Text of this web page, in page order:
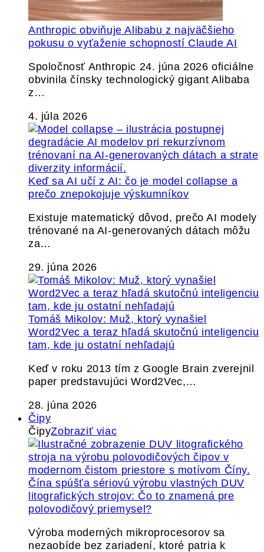
Anthropic obviňuje Alibabu z najväčšieho
pokusu o vyťaženie schopností Claude AI
Spoločnosť Anthropic 24. júna 2026 oficiálne
obvinila čínsky technologický gigant Alibaba
z…
4. júla 2026
Keď sa AI učí z AI: čo je model collapse a
prečo znepokojuje výskumníkov
Existuje matematický dôvod, prečo AI modely
trénované na AI-generovaných dátach môžu
za…
29. júna 2026
Tomáš Mikolov: Muž, ktorý vynašiel
Word2Vec a teraz hľadá skutočnú inteligenciu
tam, kde ju ostatní nehľadajú
Keď v roku 2013 tím z Google Brain zverejnil
paper predstavujúci Word2Vec,…
28. júna 2026
Čipy
ČipyZobraziť viac
Čína spúšťa sériovú výrobu vlastných DUV
litografických strojov: Čo to znamená pre
polovodičový priemysel?
Výroba moderných mikroprocesorov sa
nezaobíde bez zariadení, ktoré patria k